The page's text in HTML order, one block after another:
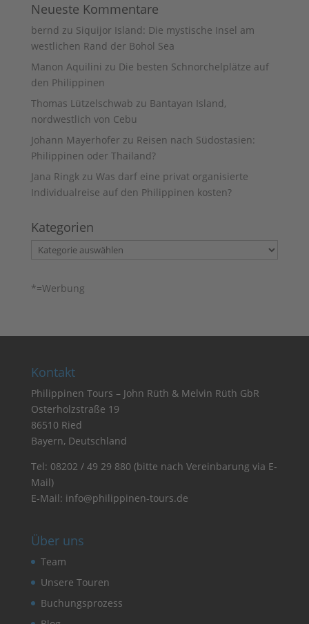
Neueste Kommentare
bernd zu Siquijor Island: Die mystische Insel am
westlichen Rand der Bohol Sea
Manon Aquilini zu Die besten Schnorchelplätze auf
den Philippinen
Thomas Lützelschwab zu Bantayan Island,
nordwestlich von Cebu
Johann Mayerhofer zu Reisen nach Südostasien:
Philippinen oder Thailand?
Jana Ringkzu Was darf eine privat organisierte
Individualreise auf den Philippinen kosten?
Kategorien
Kategorien
*=Werbung
Kontakt
Philippinen Tours – John Rüth & Melvin Rüth GbR
Osterholzstraße 19
86510 Ried
Bayern, Deutschland
Tel: 08202 / 49 29 880 (bitte nach Vereinbarung via E-
Mail)
E-Mail: info@philippinen-tours.de
Über uns
Team
Unsere Touren
Buchungsprozess